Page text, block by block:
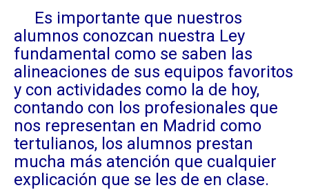
Es importante que nuestros
alumnos conozcan nuestra Ley
fundamental como se saben las
alineaciones de sus equipos favoritos
y con actividades como la de hoy,
contando con los profesionales que
nos representan en Madrid como
tertulianos, los alumnos prestan
mucha más atención que cualquier
explicación que se les de en clase.